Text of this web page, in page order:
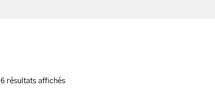
6 résultats affichés